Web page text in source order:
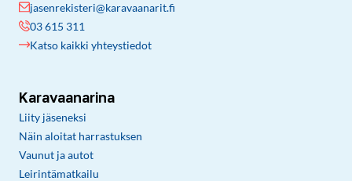
jasenrekisteri@karavaanarit.fi
03 615 311
Katso kaikki yhteystiedot
Karavaanarina
Liity jäseneksi
Näin aloitat harrastuksen
Vaunut ja autot
Leirintämatkailu